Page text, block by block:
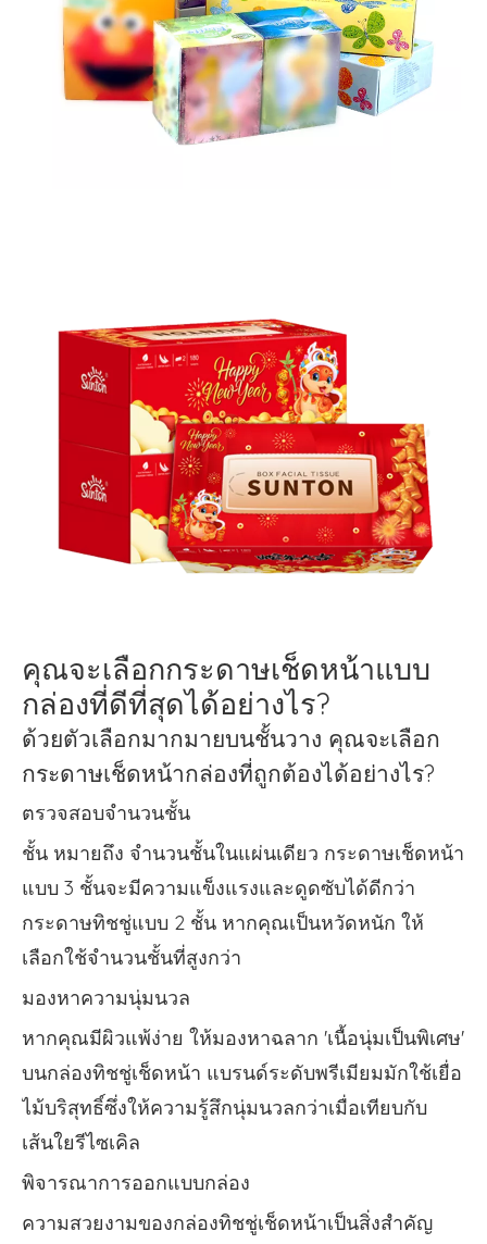
คุณจะเลือกกระดาษเช็ดหน้าแบบ
กล่องที่ดีที่สุดได้อย่างไร?
ด้วยตัวเลือกมากมายบนชั้นวาง คุณจะเลือก
กระดาษเช็ดหน้ากล่องที่ถูกต้องได้อย่างไร?
ตรวจสอบจำนวนชั้น
ชั้น หมายถึง จำนวนชั้นในแผ่นเดียว กระดาษเช็ดหน้า
แบบ 3 ชั้นจะมีความแข็งแรงและดูดซับได้ดีกว่า
กระดาษทิชชู่แบบ 2 ชั้น หากคุณเป็นหวัดหนัก ให้
เลือกใช้จำนวนชั้นที่สูงกว่า
มองหาความนุ่มนวล
หากคุณมีผิวแพ้ง่าย ให้มองหาฉลาก 'เนื้อนุ่มเป็นพิเศษ'
บนกล่องทิชชู่เช็ดหน้า แบรนด์ระดับพรีเมียมมักใช้เยื่อ
ไม้บริสุทธิ์ซึ่งให้ความรู้สึกนุ่มนวลกว่าเมื่อเทียบกับ
เส้นใยรีไซเคิล
พิจารณาการออกแบบกล่อง
ความสวยงามของกล่องทิชชู่เช็ดหน้าเป็นสิ่งสำคัญ